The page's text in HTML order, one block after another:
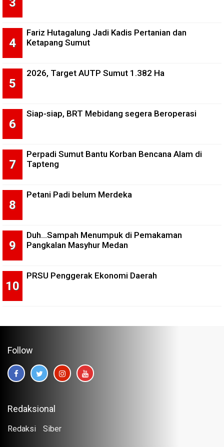
Fariz Hutagalung Jadi Kadis Pertanian dan
Ketapang Sumut
2026, Target AUTP Sumut 1.382 Ha
Siap-siap, BRT Mebidang segera Beroperasi
Perpadi Sumut Bantu Korban Bencana Alam di
Tapteng
Petani Padi belum Merdeka
Duh...Sampah Menumpuk di Pemakaman
Pangkalan Masyhur Medan
PRSU Penggerak Ekonomi Daerah
Follow
Redaksional
Redaksi Siber